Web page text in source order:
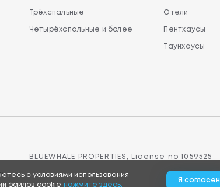
Трёхспальные
Четырёхспальные и более
Отели
Пентхаусы
Таунхаусы
BLUEWHALE PROPERTIES, License no 1059525
с условиями использования
файлов cookie нажмите здесь.
Я согласен